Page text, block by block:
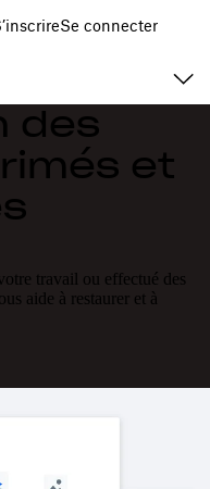
Se connecter
des
et
travail ou effectué des
aide à restaurer et à